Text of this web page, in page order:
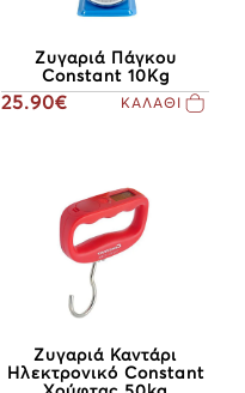
Ζυγαριά Πάγκου
Constant 10Kg
25.90€ ΚΑΛΑΘΙ
Ζυγαριά Καντάρι
Ηλεκτρονικό Constant